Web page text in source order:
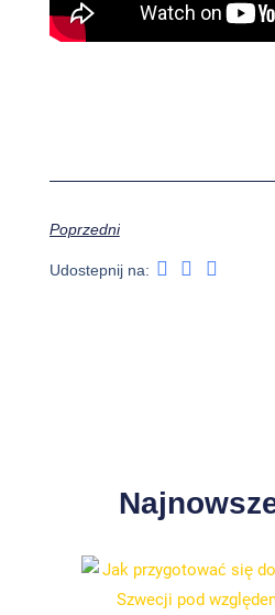
Poprzedni
Udostepnij na: